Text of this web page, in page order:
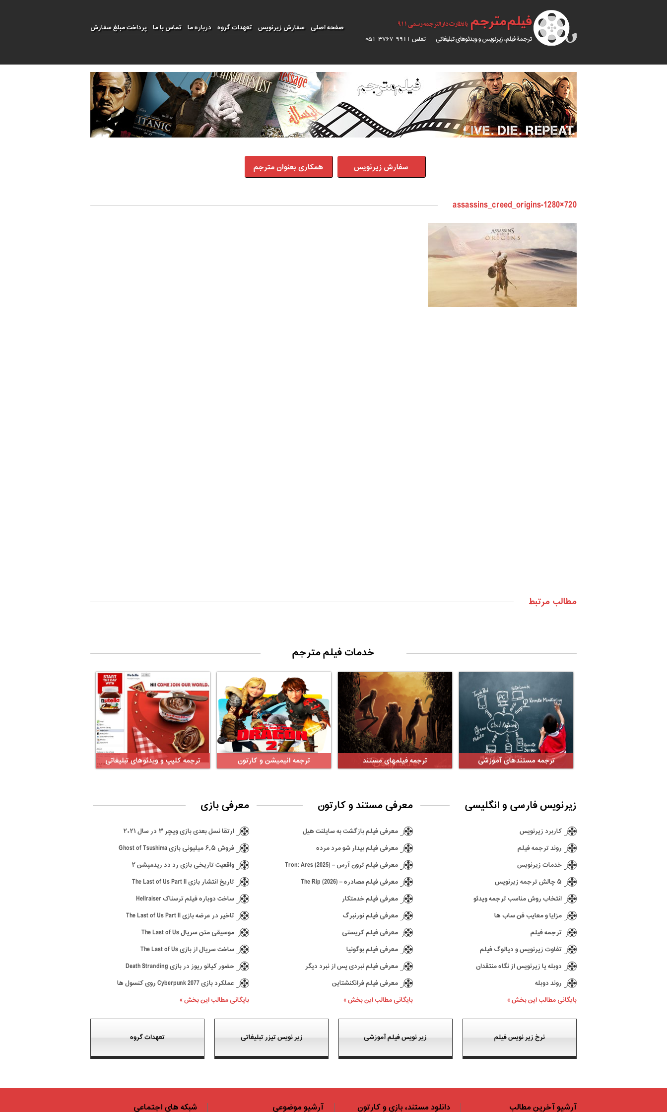
پرداخت مبلغ سفارش تماس با ما درباره ما تعهدات گروه سفارش زیرنویس صفحه اصلی
سفارش زیرنویس همکاری بعنوان مترجم
assassins_creed_origins-1280×720
مطالب مرتبط
خدمات فیلم مترجم
ترجمه مستندهای آموزشی ترجمه فیلمهای مستند ترجمه انیمیشن و کارتون ترجمه کلیپ و ویدئوهای تبلیغاتی
زیرنویس فارسی و انگلیسی
کاربرد زیرنویس
روند ترجمه فیلم
خدمات زیرنویس
۵ چالش ترجمه زیرنویس
انتخاب روش مناسب ترجمه ویدئو
مزایا و معایب فن ساب ها
ترجمه فیلم
تفاوت زیرنویس و دیالوگ فیلم
دوبله یا زیرنویس از نگاه منتقدان
روند دوبله
بایگانی مطالب این بخش »
معرفی مستند و کارتون
معرفی فیلم بازگشت به سایلنت هیل
معرفی فیلم بیدار شو مرد مرده
معرفی فیلم ترون آرِس – Tron: Ares (2025)
معرفی فیلم مصادره – The Rip (2026)
معرفی فیلم خدمتکار
معرفی فیلم نورنبرگ
معرفی فیلم کریستی
معرفی فیلم بوگونیا
معرفی فیلم نبردی پس از نبرد دیگر
معرفی فیلم فرانکنشتاین
بایگانی مطالب این بخش »
معرفی بازی
ارتقا نسل بعدی بازی ویچر ۳ در سال ۲۰۲۱
فروش ۶٫۵ میلیونی بازی Ghost of Tsushima
واقعیت تاریخی بازی رد دد ریدمپشن ۲
تاریخ انتشار بازی The Last of Us Part II
ساخت دوباره فیلم ترسناک Hellraiser
تاخیر در عرضه بازی The Last of Us Part II
موسیقی متن سریال The Last of Us
ساخت سریال از بازی The Last of Us
حضور کیانو ریوز در بازی Death Stranding
عملکرد بازی Cyberpunk 2077 روی کنسول ها
بایگانی مطالب این بخش »
نرخ زیر نویس فیلم زیر نویس فیلم آموزشی زیر نویس تیزر تبلیغاتی تعهدات گروه
آرشیو آخرین مطالب دانلود مستند، بازی و کارتون آرشیو موضوعی شبکه های اجتماعی